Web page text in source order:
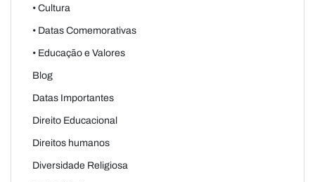
• Cultura
• Datas Comemorativas
• Educação e Valores
Blog
Datas Importantes
Direito Educacional
Direitos humanos
Diversidade Religiosa